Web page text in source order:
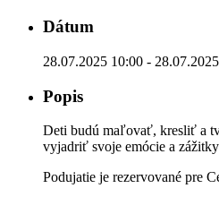
Dátum
28.07.2025 10:00 -
Popis
Deti budú maľovať, kresliť a
vyjadriť svoje emócie a
Podujatie je rezervované pre